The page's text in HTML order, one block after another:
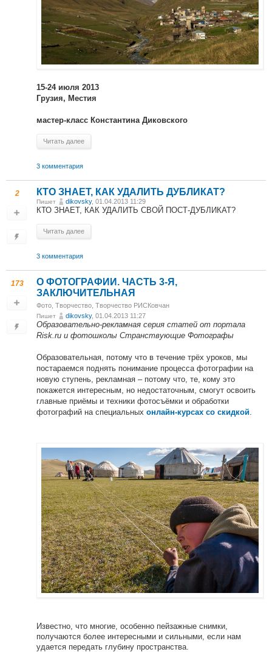
15-24 июля 2013
Грузия, Местия
мастер-класс Константина Диковского
Читать далее
3 комментария
2 КТО ЗНАЕТ, КАК УДАЛИТЬ ДУБЛИКАТ?
Пишет dikovsky, 01.04.2013 11:29
КТО ЗНАЕТ, КАК УДАЛИТЬ СВОЙ ПОСТ-ДУБЛИКАТ?
Читать далее
3 комментария
173
О ФОТОГРАФИИ. ЧАСТЬ 3-Я,
ЗАКЛЮЧИТЕЛЬНАЯ
Фото Творчество Творчество РИСКовчан
Пишет dikovsky, 01.04.2013 11:27
Образовательно-рекламная серия статей от портала
Risk.ru и фотошколы Странствующие Фотографы
Образовательная, потому что в течение трёх уроков, мы
постараемся поднять понимание процесса фотографии на
новую ступень, рекламная – потому что, те, кому это
покажется интересным, но недостаточным, смогут освоить
главные приёмы и техники фотосъёмки и обработки
фотографий на специальных онлайн-курсах со скидкой
Известно, что многие, особенно пейзажные снимки,
получаются более интересными и сильными, если нам
удается передать глубину пространства.